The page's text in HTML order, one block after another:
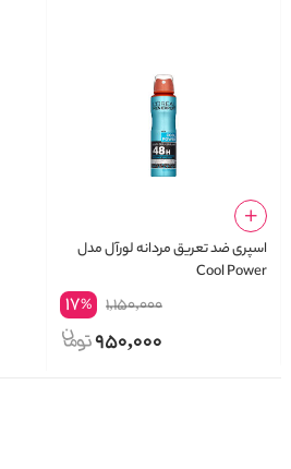
اسپری ضد تعریق مردانه لورآل مدل
Cool Power
1,150,000
17%
950,000